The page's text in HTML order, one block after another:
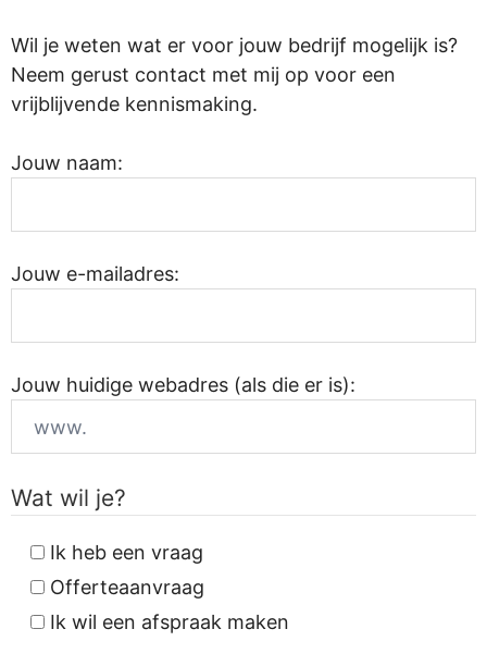
Wil je weten wat er voor jouw bedrijf mogelijk is?
Neem gerust contact met mij op voor een
vrijblijvende kennismaking.
Jouw naam:
Jouw e-mailadres:
Jouw huidige webadres (als die er is):
Wat wil je?
Ik heb een vraag
Offerteaanvraag
Ik wil een afspraak maken